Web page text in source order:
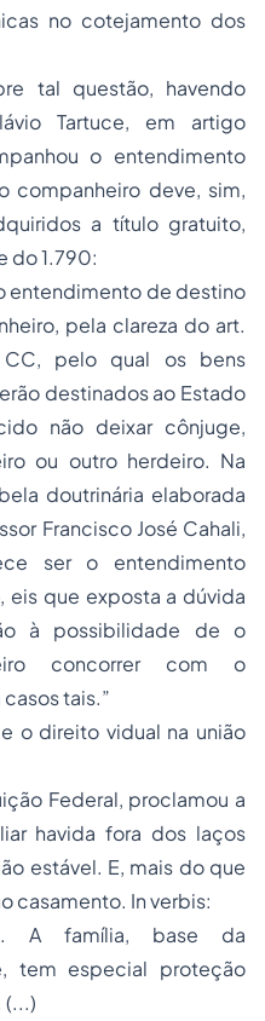
no cotejamento dos
tal questão, havendo
Tartuce, em artigo
o entendimento
companheiro deve, sim,
a título gratuito,
do 1.790:
entendimento de destino
pela clareza do art.
pelo qual os bens
destinados ao Estado
não deixar cônjuge,
ou outro herdeiro. Na
doutrinária elaborada
Francisco José Cahali,
ser o entendimento
eis que exposta a dúvida
à possibilidade de o
concorrer com o
tais.”
direito vidual na união
Federal, proclamou a
havida fora dos laços
estável. E, mais do que
casamento. In verbis:
A família, base da
tem especial proteção
(...)